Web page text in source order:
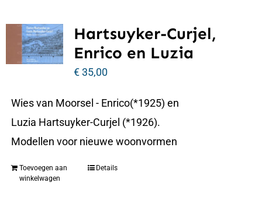
Hartsuyker-Curjel,
Enrico en Luzia
€35,00
Wies van Moorsel - Enrico(*1925) en
Luzia Hartsuyker-Curjel (*1926).
Modellen voor nieuwe woonvormen
Toevoegen aan
winkelwagen
Details